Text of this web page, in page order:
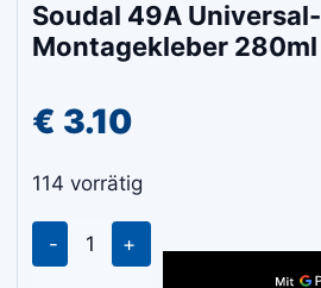
Soudal 49A Universal-
Montagekleber 280ml
€ 3.10
114 vorrätig
Soudal
49A